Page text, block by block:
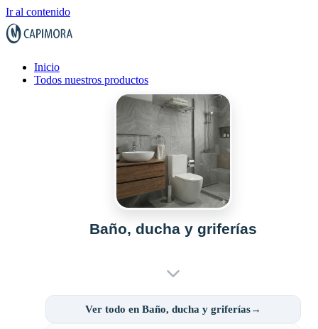
Ir al contenido
Inicio
Todos nuestros productos
Baño, ducha y griferías
Ver todo en Baño, ducha y griferías→